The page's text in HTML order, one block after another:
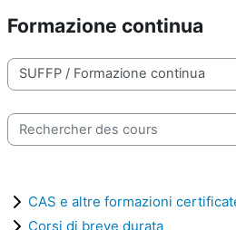
Formazione continua
Catégories de cours
Rechercher des cours
CAS e altre formazioni
Corsi di breve durata